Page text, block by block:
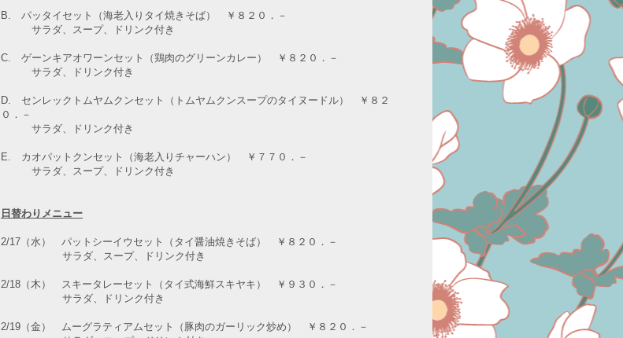
B. パッタイセット（海老入りタイ焼きそば） ￥８２０．－
サラダ、スープ、ドリンク付き
C. ゲーンキアオワーンセット（鶏肉のグリーンカレー） ￥８２０．－
サラダ、ドリンク付き
D. センレックトムヤムクンセット（トムヤムクンスープのタイヌードル） ￥８２
０．－
サラダ、ドリンク付き
E. カオパットクンセット（海老入りチャーハン） ￥７７０．－
サラダ、スープ、ドリンク付き
日替わりメニュー
2/17（水） パットシーイウセット（タイ醤油焼きそば） ￥８２０．－
サラダ、スープ、ドリンク付き
2/18（木） スキータレーセット（タイ式海鮮スキヤキ） ￥９３０．－
サラダ、ドリンク付き
2/19（金） ムーグラティアムセット（豚肉のガーリック炒め） ￥８２０．－